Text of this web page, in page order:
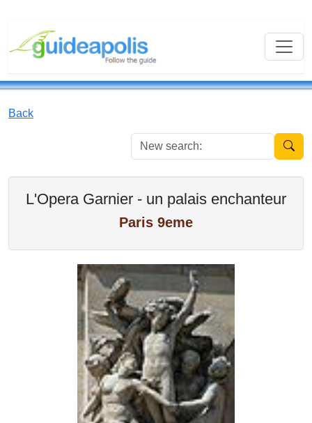
Back
New
L'Opera Garnier - un palais enchanteur
Paris 9eme